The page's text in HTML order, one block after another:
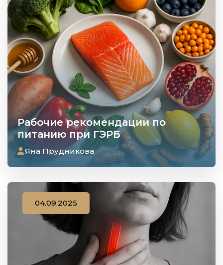
Рабочие рекомендации по
питанию при ГЭРБ
Яна Прудникова
04.09.2025